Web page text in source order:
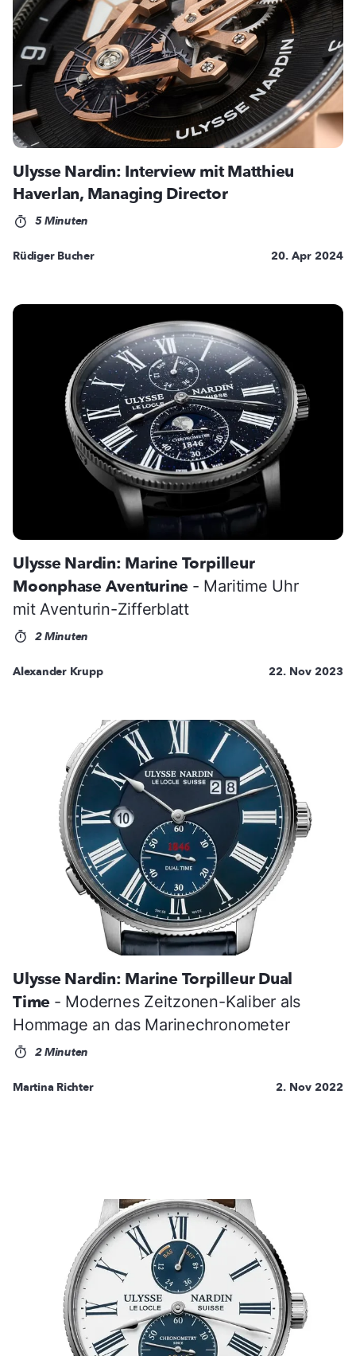
Ulysse Nardin: Interview mit Matthieu
Haverlan, Managing Director
5 Minuten
Rüdiger Bucher 20. Apr 2024
Ulysse Nardin: Marine Torpilleur
Moonphase Aventurine - Maritime Uhr
mit Aventurin-Zifferblatt
2 Minuten
Alexander Krupp 22. Nov 2023
Ulysse Nardin: Marine Torpilleur Dual
Time - Modernes Zeitzonen-Kaliber als
Hommage an das Marinechronometer
2 Minuten
Martina Richter 2. Nov 2022